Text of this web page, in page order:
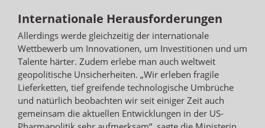
Internationale Herausforderungen
Allerdings werde gleichzeitig der internationale
Wettbewerb um Innovationen, um Investitionen und um
Talente härter. Zudem erlebe man auch weltweit
geopolitische Unsicherheiten. „Wir erleben fragile
Lieferketten, tief greifende technologische Umbrüche
und natürlich beobachten wir seit einiger Zeit auch
gemeinsam die aktuellen Entwicklungen in der US-